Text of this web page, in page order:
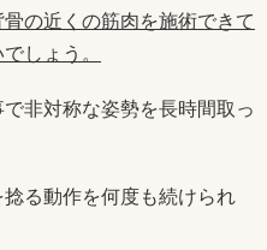
骨の近くの筋肉を施術できて
しょう。
非対称な姿勢を長時間取っ
る動作を何度も続けられ